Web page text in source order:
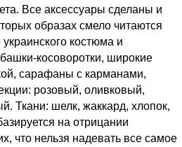
Все аксессуары сделаны и
образах смело читаются
костюма и
косоворотки, широкие
сарафаны с карманами,
розовый, оливковый,
Ткани: шелк, жаккард, хлопок,
на отрицании
что нельзя надевать все самое